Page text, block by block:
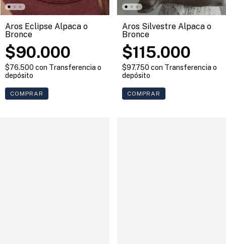
Aros Eclipse Alpaca o
Bronce
$90.000
$76.500 con Transferencia o
depósito
COMPRAR
Aros Silvestre Alpaca o
Bronce
$115.000
$97.750 con Transferencia o
depósito
COMPRAR